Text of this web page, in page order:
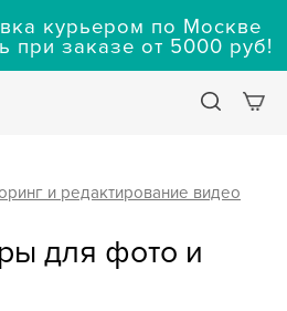
курьером по Москве
при заказе от 5000 руб!
и редактирование видео
для фото и